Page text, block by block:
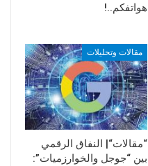
هواتفكم..!
مقالات وتحليلات
“مقالات“| النفاق الرقمي
بين “جوجل والخوارزميات”: